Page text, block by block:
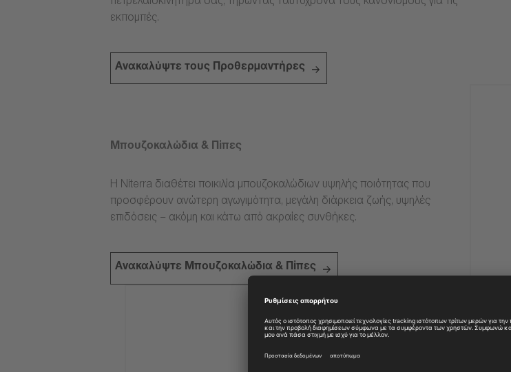
πετρελαιοκινητήρα σας, τηρώντας ταυτόχρονα τους κανονισμούς για τις
εκπομπές.
Ανακαλύψτε τους Προθερμαντήρες
Μπουζοκαλώδια & Πίπες
Η Niterra διαθέτει ποικιλία μπουζοκαλώδιων υψηλής ποιότητας που
προσφέρουν ανώτερη αγωγιμότητα, μεγάλη διάρκεια ζωής, υψηλές
επιδόσεις – ακόμη και κάτω από ακραίες συνθήκες.
Ανακαλύψτε Μπουζοκαλώδια & Πίπες